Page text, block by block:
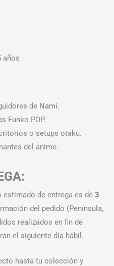
años
de Nami.
Funko POP.
o setups otaku.
del anime.
estimado de entrega es de 3
del pedido (Península,
realizados en fin de
el siguiente día hábil.
hasta tu colección y